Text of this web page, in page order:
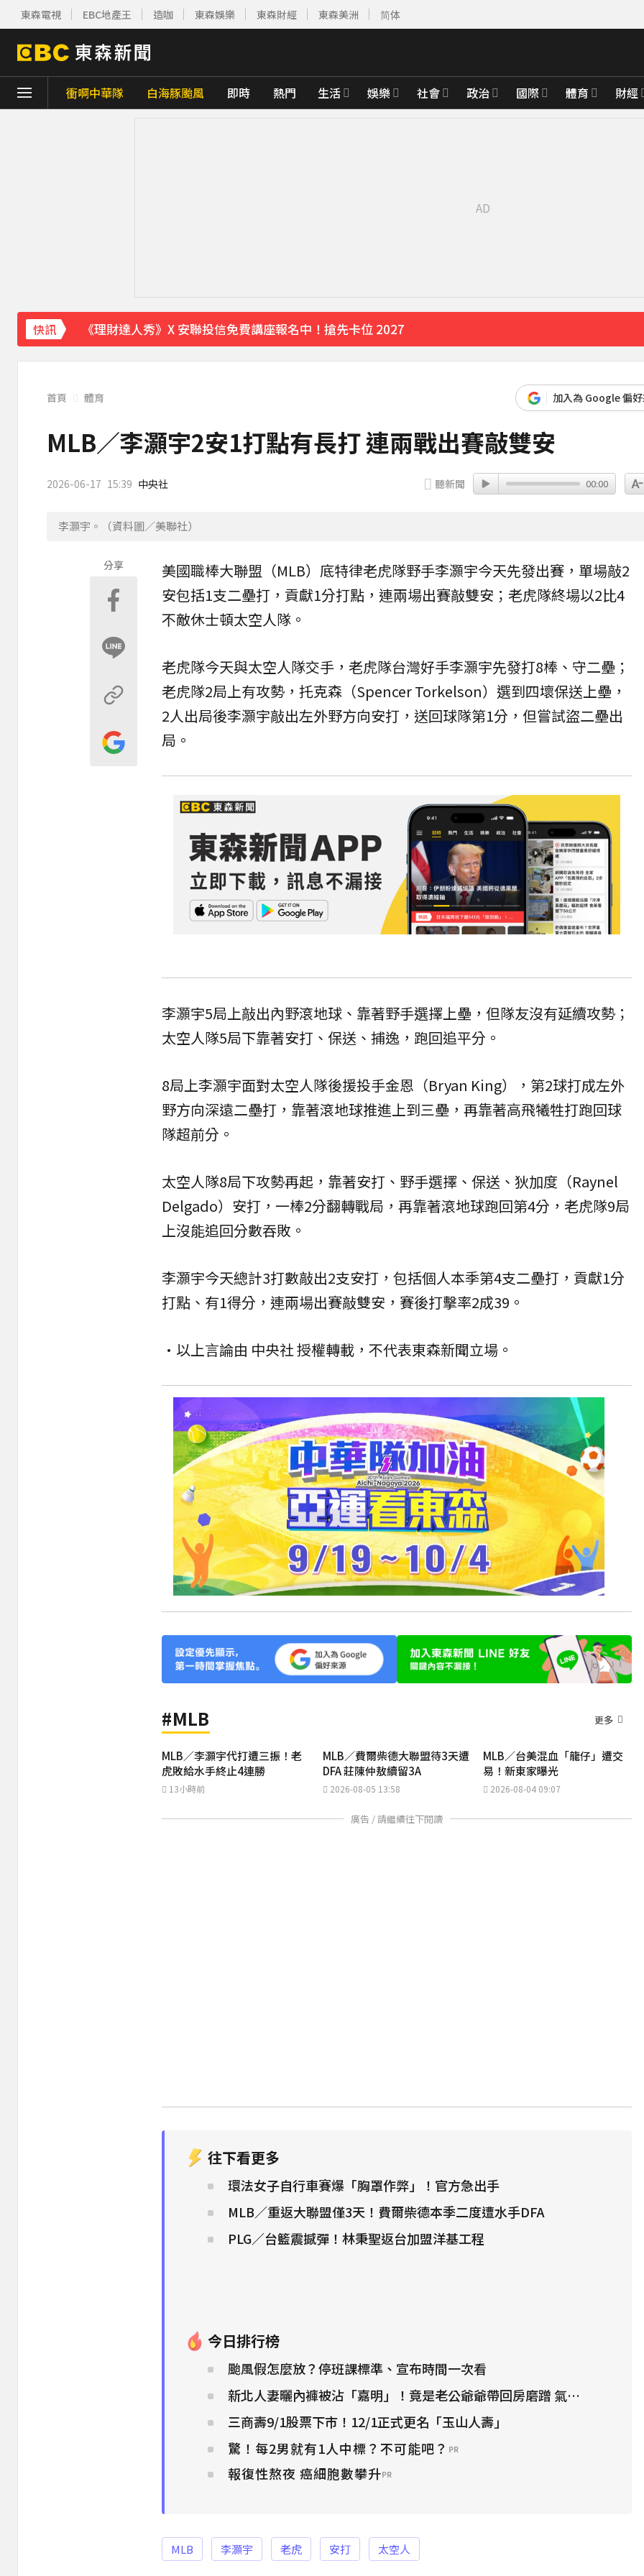
東森電視 EBC地產王 造咖 東森娛樂 東森財經 東森美洲 简体
衝啊中華隊 白海豚颱風 即時 熱門 生活 娛樂 社會 政治 國際 體育 財經
快訊
《理財達人秀》X 安聯投信免費講座報名中！搶先卡位 2027
首頁 體育 加入為 Google 偏
MLB／李灝宇2安1打點有長打 連兩戰出賽敲雙安
2026-06-17 15:39 中央社 聽新聞 00:00
李灝宇。（資料圖／美聯社）
分享 美國職棒大聯盟（MLB）底特律老虎隊野手李灝宇今天先發出賽，單場敲2
安包括1支二壘打，貢獻1分打點，連兩場出賽敲雙安；老虎隊終場以2比4
不敵休士頓太空人隊。
老虎隊今天與太空人隊交手，老虎隊台灣好手李灝宇先發打8棒、守二壘；
老虎隊2局上有攻勢，托克森（Spencer Torkelson）選到四壞保送上壘，
2人出局後李灝宇敲出左外野方向安打 ，送回球隊第1分，但嘗試盜二壘出
局。
李灝宇5局上敲出內野滾地球、靠著野手選擇上壘，但隊友沒有延續攻勢；
太空人隊5局下靠著安打、保送、捕逸，跑回追平分。
8局上李灝宇面對太空人隊後援投手金恩（Bryan King），第2球打成左外
野方向深遠二壘打，靠著滾地球推進上到三壘，再靠著高飛犧牲打跑回球
隊超前分。
太空人隊8局下攻勢再起，靠著安打、野手選擇、保送、狄加度（Raynel
Delgado）安打，一棒2分翻轉戰局，再靠著滾地球跑回第4分，老虎隊9局
上沒能追回分數吞敗。
李灝宇今天總計3打數敲出2支安打，包括個人本季第4支二壘打，貢獻1分
打點、有1得分，連兩場出賽敲雙安，賽後打擊率2成39。
•以上言論由 中央社 授權轉載，不代表東森新聞立場。
#MLB 更多
MLB／李灝宇代打遭三振！老
虎敗給水手終止4連勝
13小時前
MLB／費爾柴德大聯盟待3天遭
DFA 莊陳仲敖續留3A
2026-08-05 13:58
MLB／台美混血「龍仔」遭交
易！新東家曝光
2026-08-04 09:07
廣告 / 請繼續往下閱讀
往下看更多
環法女子自行車賽爆「胸罩作弊」！官方急出手
MLB／重返大聯盟僅3天！費爾柴德本季二度遭水手DFA
PLG／台籃震撼彈！林秉聖返台加盟洋基工程
今日排行榜
颱風假怎麼放？停班課標準、宣布時間一次看
新北人妻曬內褲被沾「嘉明」！竟是老公爺爺帶回房磨蹭 氣炸提告
三商壽9/1股票下市！12/1正式更名「玉山人壽」
驚！每2男就有1人中標？不可能吧？ PR
報復性熬夜 癌細胞數攀升PR
MLB 李灝宇 老虎 安打 太空人